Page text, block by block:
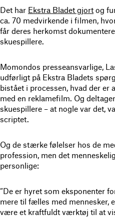
Det har Ekstra Bladet gjort og
ca. 70 medvirkende i filmen,
får deres herkomst
skuespillere.
Momondos presseansvarlige,
udførligt på Ekstra Bladets
bistået i processen, hvad der
med en reklamefilm. Og
skuespillere – at nogle var det,
scriptet.
Og de stærke følelser hos de
profession, men det
personlige:
“De er hyret som eksponenter
mere til fælles med mennesker,
være et kraftfuldt værktøj til at